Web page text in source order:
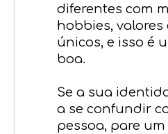
diferentes com
hobbies, valores
únicos, e isso é
boa.
Se a sua
a se confundir
pessoa, pare